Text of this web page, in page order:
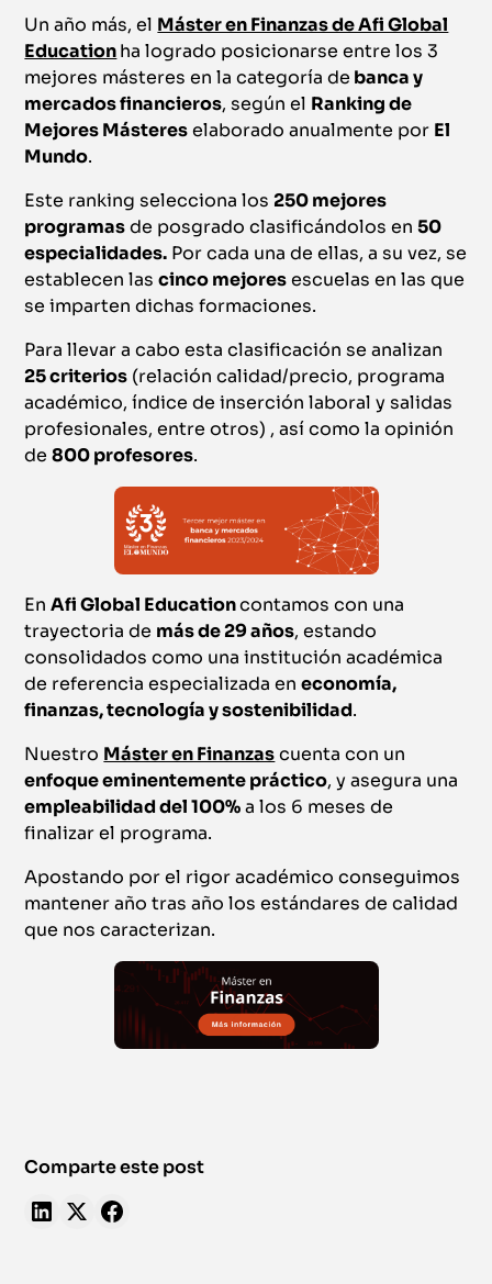
Un año más, el Máster en Finanzas de Afi Global
Educationha logrado posicionarse entre los 3
mejores másteres en la categoría de banca y
mercados financieros, según el Ranking de
Mejores Mástereselaborado anualmente por El
Mundo.
Este ranking selecciona los250 mejores
programasde posgrado clasificándolos en50
especialidades. Por cada una de ellas, a su vez, se
establecen lascinco mejoresescuelas en las que
se imparten dichas formaciones.
Para llevar a cabo esta clasificación se analizan
25 criterios (relación calidad/precio, programa
académico, índice de inserción laboral y salidas
profesionales, entre otros) , así como la opinión
de800 profesores.
EnAfi Global Educationcontamos con una
trayectoria de más de 29 años, estando
consolidados como una institución académica
de referencia especializada eneconomía,
finanzas, tecnología y sostenibilidad.
Nuestro Máster en Finanzascuenta con un
enfoque eminentemente práctico, y asegura una
empleabilidad del 100%a los 6 meses de
finalizar el programa.
Apostando por el rigor académico conseguimos
mantener año tras año los estándares de calidad
que nos caracterizan.
Comparte este post